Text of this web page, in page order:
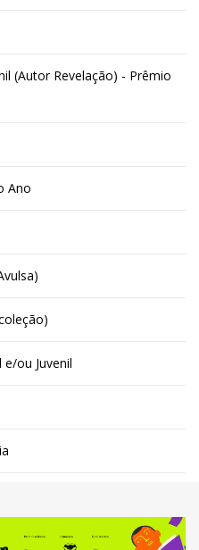
(Autor Revelação) - Prêmio
Ano
ou Juvenil